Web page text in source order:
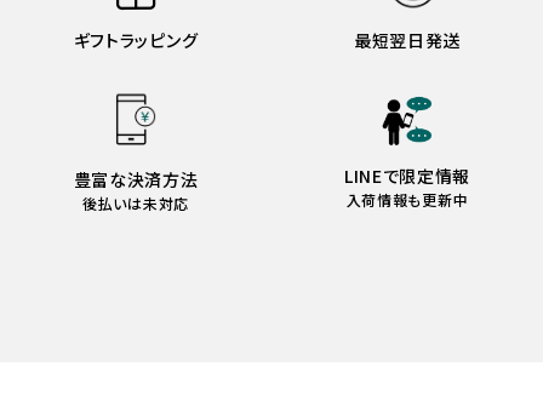
ギフトラッピング 最短翌日発送
豊富な決済方法
後払いは未対応
LINEで限定情報
入荷情報も更新中